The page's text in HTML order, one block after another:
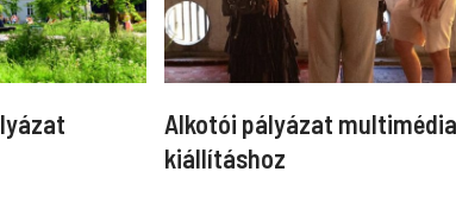
Alkotói pályázat
kiállításhoz